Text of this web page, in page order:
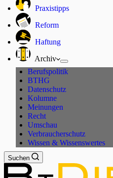
Praxistipps
Reform
Haftung
Archiv
Berufspolitik
BTHG
Datenschutz
Kolumne
Meinungen
Recht
Umschau
Verbraucherschutz
Wissen & Wissenswertes
Suchen